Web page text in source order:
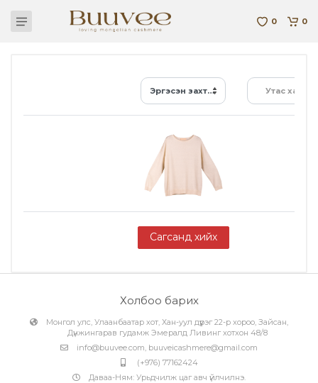
0 0
Эргэсэн захтай, сул жампер цамц W-Ca-01-013-B-21 Утас хайх...
Сагсанд хийх
Холбоо барих
Монгол улс, Улаанбаатар хот, Хан-уул дүүрэг 22-р хороо, Зайсан,
Дүнжингарав гудамж Эмералд Ливинг хотхон 48/8
info@buuvee.com, buuveicashmere@gmail.com
(+976) 77162424
Даваа-Ням: Урьдчилж цаг авч үйлчилнэ.